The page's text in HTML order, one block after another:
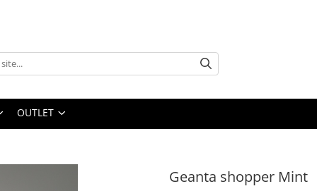
OUTLET
Geanta shopper Mint